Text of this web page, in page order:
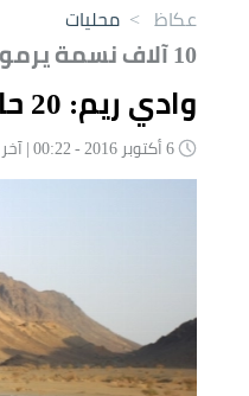
عكاظ > محليات
10 آلاف نسمة يرمون اللوم على «الحضري»
وادي ريم: 20 حارة يلفها الظلام.. والصحة في الإنعاش